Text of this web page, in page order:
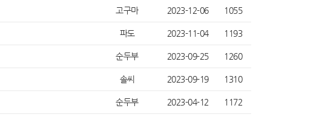
고구마 2023-12-06 1055
파도 2023-11-04 1193
순두부 2023-09-25 1260
솔씨 2023-09-19 1310
순두부 2023-04-12 1172